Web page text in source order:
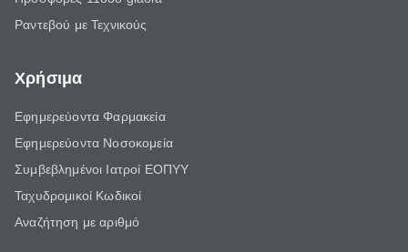
Ραντεβού με Τεχνικούς
Χρήσιμα
Εφημερεύοντα Φαρμακεία
Εφημερεύοντα Νοσοκομεία
Συμβεβλημένοι Ιατροί ΕΟΠΥΥ
Ταχυδρομικοί Κωδικοί
Αναζήτηση με αριθμό